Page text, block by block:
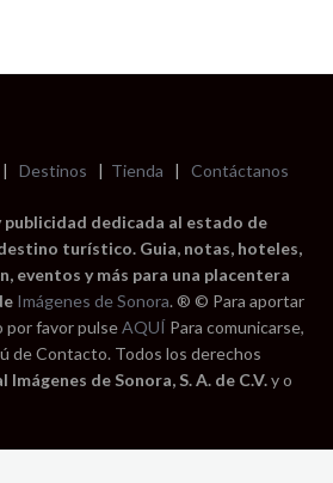
| Destinos | Tienda | Contáctanos
publicidad dedicada al estado de
turístico. Guia, notas, hoteles,
eventos y más para una placentera
Imágenes de Sonora. ® © Para aportar
por favor pulseAQUÍ Para comunicarse,
de Contacto. Todos los derechos
Imágenes de Sonora, S. A. de C.V.y o